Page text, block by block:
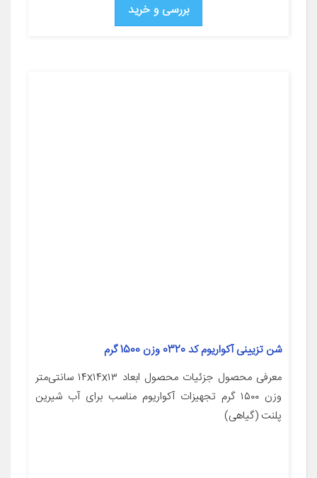
بررسی و خرید
شن تزیینی آکواریوم کد 0320 وزن 1500 گرم
معرفی محصول جزئیات محصول ابعاد ۱۴x۱۴x۱۳ سانتی‌متر
وزن ۱۵۰۰ گرم تجهیزات آکواریوم مناسب برای آب شیرین
پلنت (گیاهی)